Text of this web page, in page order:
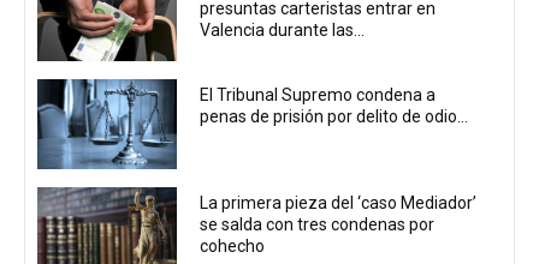
presuntas carteristas entrar en
Valencia durante las...
El Tribunal Supremo condena a
penas de prisión por delito de odio...
La primera pieza del ‘caso Mediador’
se salda con tres condenas por
cohecho